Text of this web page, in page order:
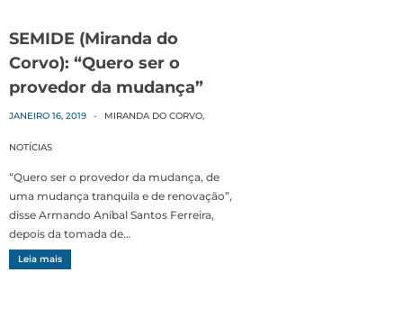
SEMIDE (Miranda do
Corvo): “Quero ser o
provedor da mudança”
JANEIRO 16, 2019 - MIRANDA DO CORVO,
NOTÍCIAS
“Quero ser o provedor da mudança, de
uma mudança tranquila e de renovação”,
disse Armando Aníbal Santos Ferreira,
depois da tomada de…
Leia mais